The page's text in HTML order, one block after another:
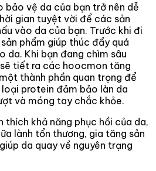
bảo vệ da của bạn trở nên dễ
gian tuyệt vời để các sản
vào da của bạn. Trước khi đi
phẩm giúp thúc đẩy quá
da. Khi bạn đang chìm sâu
tiết ra các hoocmon tăng
thành phần quan trọng để
protein đảm bảo làn da
và móng tay chắc khỏe.
thích khả năng phục hồi của da,
lành tổn thương, gia tăng sản
da quay về nguyên trạng